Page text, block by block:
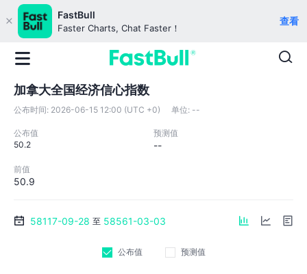
FastBull
Faster Charts, Chat Faster！
查看
加拿大全国经济信心指数
公布时间: 2026-06-15 12:00 (UTC +0) 单位: --
公布值
50.2
预测值
--
前值
50.9
58117-09-28 至 58561-03-03
公布值 预测值